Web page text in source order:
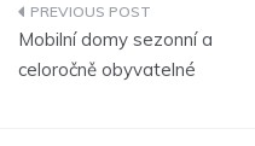
Navigace
pro
Mobilní domy sezonní a
celoročně obyvatelné